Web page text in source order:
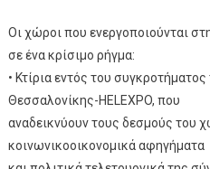
Οι χώροι που ενεργοποιούνται
σε ένα κρίσιμο ρήγμα:
• Κτίρια εντός του
Θεσσαλονίκης-HELEXPO, που
αναδεικνύουν τους δεσμούς του
κοινωνικοοικονομικά αφηγήματα